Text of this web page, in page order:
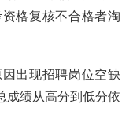
格复核不合格者淘
出现招聘岗位空缺
成绩从高分到低分依